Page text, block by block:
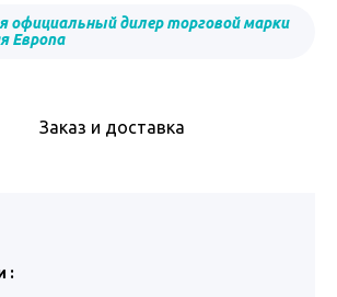
официальный дилер торговой марки
Европа
Заказ и доставка
: